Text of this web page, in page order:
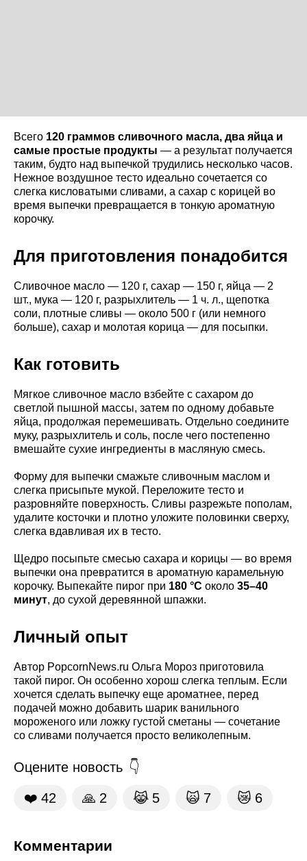
Всего 120 граммов сливочного масла, два яйца и
самые простые продукты — а результат получается
таким, будто над выпечкой трудились несколько часов.
Нежное воздушное тесто идеально сочетается со
слегка кисловатыми сливами, а сахар с корицей во
время выпечки превращается в тонкую ароматную
корочку.
Для приготовления понадобится
Сливочное масло — 120 г, сахар — 150 г, яйца — 2
шт., мука — 120 г, разрыхлитель — 1 ч. л., щепотка
соли, плотные сливы — около 500 г (или немного
больше), сахар и молотая корица — для посыпки.
Как готовить
Мягкое сливочное масло взбейте с сахаром до
светлой пышной массы, затем по одному добавьте
яйца, продолжая перемешивать. Отдельно соедините
муку, разрыхлитель и соль, после чего постепенно
вмешайте сухие ингредиенты в масляную смесь.
Форму для выпечки смажьте сливочным маслом и
слегка присыпьте мукой. Переложите тесто и
разровняйте поверхность. Сливы разрежьте пополам,
удалите косточки и плотно уложите половинки сверху,
слегка вдавливая их в тесто.
Щедро посыпьте смесью сахара и корицы — во время
выпечки она превратится в ароматную карамельную
корочку. Выпекайте пирог при 180 °C около 35–40
минут, до сухой деревянной шпажки.
Личный опыт
Автор PopcornNews.ru Ольга Мороз приготовила
такой пирог. Он особенно хорош слегка теплым. Если
хочется сделать выпечку еще ароматнее, перед
подачей можно добавить шарик ванильного
мороженого или ложку густой сметаны — сочетание
со сливами получается просто великолепным.
Оцените новость
❤️ 42 🙏 2 😹 5 🙀 7 😿 6
Комментарии